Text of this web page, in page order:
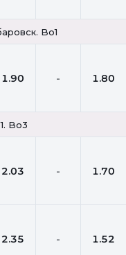
Bo1
1.90 - 1.80
Bo3
2.03 - 1.70
2.35 - 1.52